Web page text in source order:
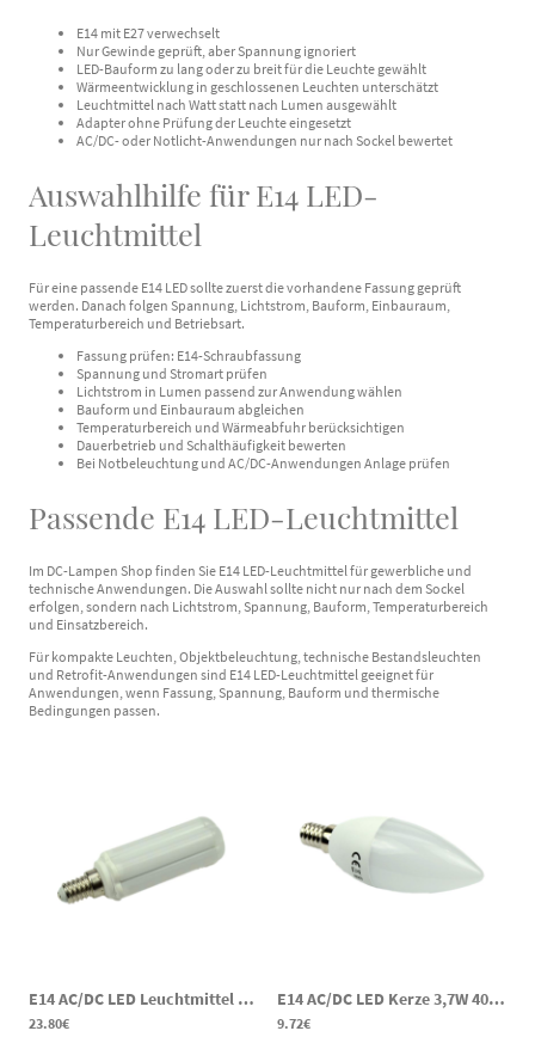
E14 mit E27 verwechselt
Nur Gewinde geprüft, aber Spannung ignoriert
LED-Bauform zu lang oder zu breit für die Leuchte gewählt
Wärmeentwicklung in geschlossenen Leuchten unterschätzt
Leuchtmittel nach Watt statt nach Lumen ausgewählt
Adapter ohne Prüfung der Leuchte eingesetzt
AC/DC- oder Notlicht-Anwendungen nur nach Sockel bewertet
Auswahlhilfe für E14 LED-
Leuchtmittel
Für eine passende E14 LED sollte zuerst die vorhandene Fassung geprüft
werden. Danach folgen Spannung, Lichtstrom, Bauform, Einbauraum,
Temperaturbereich und Betriebsart.
Fassung prüfen: E14-Schraubfassung
Spannung und Stromart prüfen
Lichtstrom in Lumen passend zur Anwendung wählen
Bauform und Einbauraum abgleichen
Temperaturbereich und Wärmeabfuhr berücksichtigen
Dauerbetrieb und Schalthäufigkeit bewerten
Bei Notbeleuchtung und AC/DC-Anwendungen Anlage prüfen
Passende E14 LED-Leuchtmittel
Im DC-Lampen Shop finden Sie E14 LED-Leuchtmittel für gewerbliche und
technische Anwendungen. Die Auswahl sollte nicht nur nach dem Sockel
erfolgen, sondern nach Lichtstrom, Spannung, Bauform, Temperaturbereich
und Einsatzbereich.
Für kompakte Leuchten, Objektbeleuchtung, technische Bestandsleuchten
und Retrofit-Anwendungen sind E14 LED-Leuchtmittel geeignet für
Anwendungen, wenn Fassung, Spannung, Bauform und thermische
Bedingungen passen.
E14 AC/DC LED Leuchtmittel Röhre 8W 650lm 4000K 85-269V DC 85-265V AC Notbeleuchtung
23.80€
E14 AC/DC LED Kerze 3,7W 400lm 6000K 60-269V DC 85-265V AC 24h Notbeleuchtung
9.72€